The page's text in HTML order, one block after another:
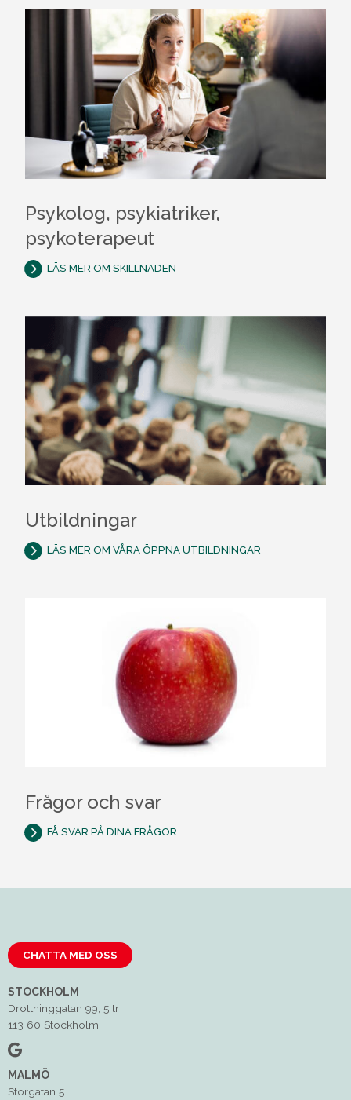
Psykolog, psykiatriker,
psykoterapeut
LÄS MER OM SKILLNADEN
Utbildningar
LÄS MER OM VÅRA ÖPPNA UTBILDNINGAR
Frågor och svar
FÅ SVAR PÅ DINA FRÅGOR
CHATTA MED OSS
STOCKHOLM
Drottninggatan 99, 5 tr
113 60 Stockholm
MALMÖ
Storgatan 5